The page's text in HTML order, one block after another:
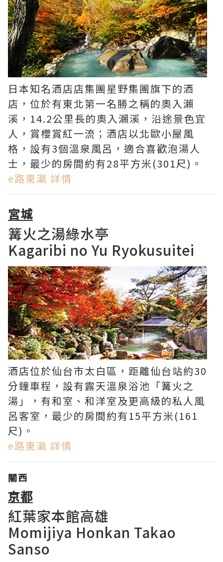
日本知名酒店店集團星野集團旗下的酒
店，位於有東北第一名勝之稱的奧入瀨
溪，14.2公里長的奧入瀨溪，沿途景色宜
人，賞櫻賞紅一流；酒店以北歐小屋風
格，設有3個溫泉風呂，適合喜歡泡湯人
士，最少的房間約有28平方米(301尺)。
e路東瀛 詳情
宮城
篝火之湯綠水亭
Kagaribi no Yu Ryokusuitei
酒店位於仙台市太白區，距離仙台站約30
分鐘車程，設有露天溫泉浴池「篝火之
湯」，有和室、和洋室及更高級的私人風
呂客室，最少的房間約有15平方米(161
尺)。
e路東瀛 詳情
關西
京都
紅葉家本館高雄
Momijiya Honkan Takao
Sanso